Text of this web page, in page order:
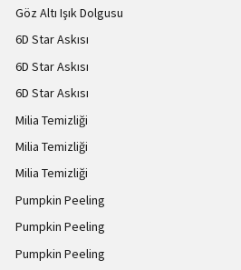
Göz Altı Işık Dolgusu
6D Star Askısı
6D Star Askısı
6D Star Askısı
Milia Temizliği
Milia Temizliği
Milia Temizliği
Pumpkin Peeling
Pumpkin Peeling
Pumpkin Peeling